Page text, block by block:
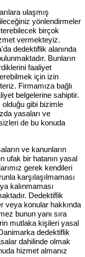
ulaşmış
yönlendirmeler
birçok
vermekteyiz.
dedektiflik alanında
Bunların
faaliyet
için izin
Firmamıza bağlı
belgelerine sahiptir.
olduğu gibi bizimle
yasaları ve
de bu konuda
ve kanunların
ufak bir hatanın yasal
gerek kendileri
karşılaşılmaması
kalınmaması
Dedektiflik
veya konular hakkında
bunun yanı sıra
mutlaka kişileri yasal
dedektiflik
dahilinde olmak
hizmet almanız